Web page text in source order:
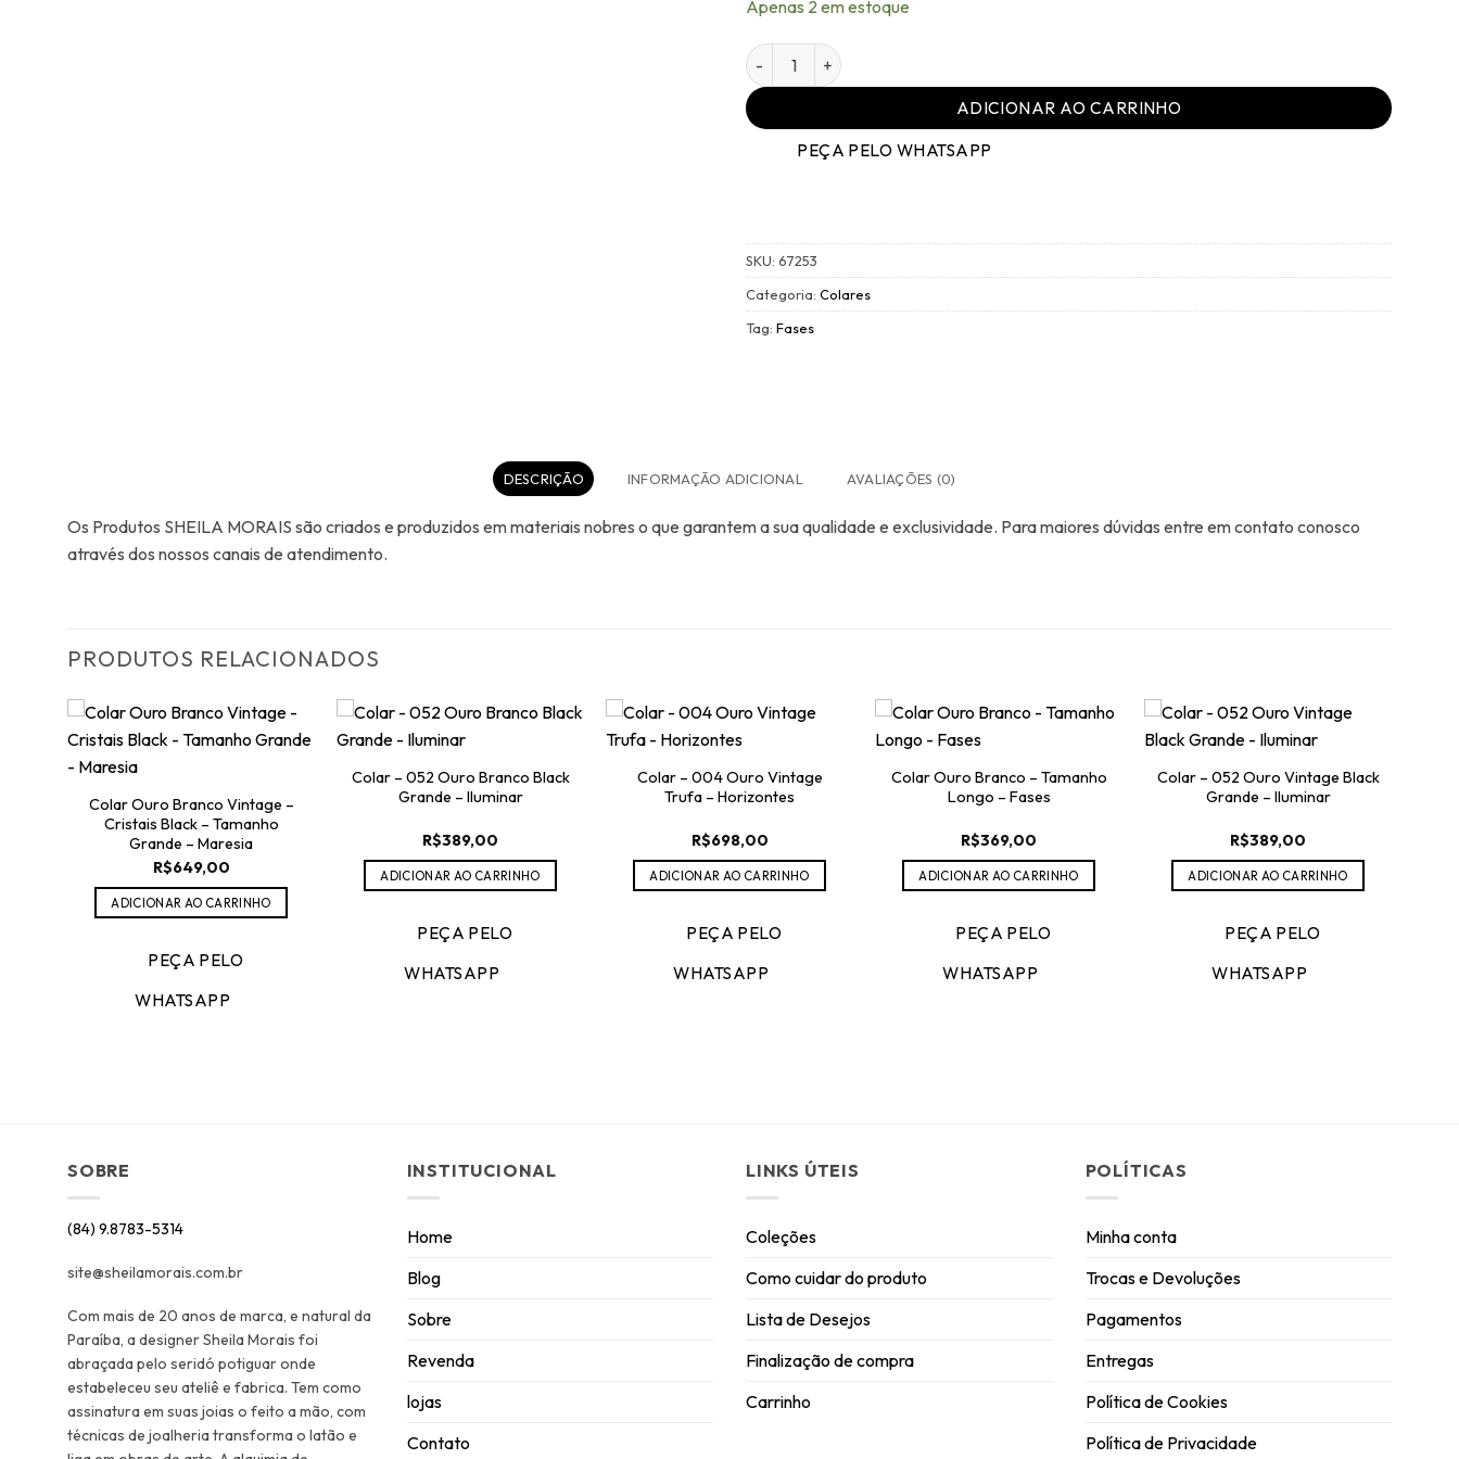
Apenas 2 em estoque
Colar Ouro - Colors - Tamanho Pequeno - Fases quantidade
ADICIONAR AO CARRINHO
PEÇA PELO WHATSAPP
SKU: 67253
Categoria: Colares
Tag: Fases
DESCRIÇÃO INFORMAÇÃO ADICIONAL AVALIAÇÕES (0)
Os Produtos SHEILA MORAIS são criados e produzidos em materiais nobres o que garantem a sua qualidade e exclusividade. Para maiores dúvidas entre em contato conosco
através dos nossos canais de atendimento.
PRODUTOS RELACIONADOS
Colar Ouro Branco Vintage –
Cristais Black – Tamanho
Grande – Maresia
R$649,00
ADICIONAR AO CARRINHO
PEÇA PELO
WHATSAPP
Colar – 052 Ouro Branco Black
Grande – Iluminar
R$389,00
ADICIONAR AO CARRINHO
PEÇA PELO
WHATSAPP
Colar – 004 Ouro Vintage
Trufa – Horizontes
R$698,00
ADICIONAR AO CARRINHO
PEÇA PELO
WHATSAPP
Colar Ouro Branco – Tamanho
Longo – Fases
R$369,00
ADICIONAR AO CARRINHO
PEÇA PELO
WHATSAPP
Colar – 052 Ouro Vintage Black
Grande – Iluminar
R$389,00
ADICIONAR AO CARRINHO
PEÇA PELO
WHATSAPP
SOBRE
(84) 9.8783-5314
site@sheilamorais.com.br
Com mais de 20 anos de marca, e natural da
Paraíba, a designer Sheila Morais foi
abraçada pelo seridó potiguar onde
estabeleceu seu ateliê e fabrica. Tem como
assinatura em suas joias o feito a mão, com
técnicas de joalheria transforma o latão e
INSTITUCIONAL
Home
Blog
Sobre
Revenda
lojas
Contato
LINKS ÚTEIS
Coleções
Como cuidar do produto
Lista de Desejos
Finalização de compra
Carrinho
POLÍTICAS
Minha conta
Trocas e Devoluções
Pagamentos
Entregas
Política de Cookies
Política de Privacidade